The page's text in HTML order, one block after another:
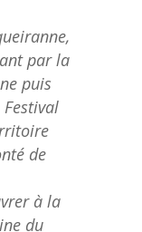
par la
puis
Festival
de
à la
du